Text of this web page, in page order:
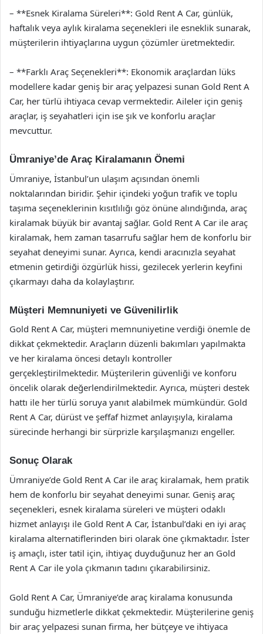
– **Esnek Kiralama Süreleri**: Gold Rent A Car, günlük,
haftalık veya aylık kiralama seçenekleri ile esneklik sunarak,
müşterilerin ihtiyaçlarına uygun çözümler üretmektedir.
– **Farklı Araç Seçenekleri**: Ekonomik araçlardan lüks
modellere kadar geniş bir araç yelpazesi sunan Gold Rent A
Car, her türlü ihtiyaca cevap vermektedir. Aileler için geniş
araçlar, iş seyahatleri için ise şık ve konforlu araçlar
mevcuttur.
Ümraniye’de Araç Kiralamanın Önemi
Ümraniye, İstanbul’un ulaşım açısından önemli
noktalarından biridir. Şehir içindeki yoğun trafik ve toplu
taşıma seçeneklerinin kısıtlılığı göz önüne alındığında, araç
kiralamak büyük bir avantaj sağlar. Gold Rent A Car ile araç
kiralamak, hem zaman tasarrufu sağlar hem de konforlu bir
seyahat deneyimi sunar. Ayrıca, kendi aracınızla seyahat
etmenin getirdiği özgürlük hissi, gezilecek yerlerin keyfini
çıkarmayı daha da kolaylaştırır.
Müşteri Memnuniyeti ve Güvenilirlik
Gold Rent A Car, müşteri memnuniyetine verdiği önemle de
dikkat çekmektedir. Araçların düzenli bakımları yapılmakta
ve her kiralama öncesi detaylı kontroller
gerçekleştirilmektedir. Müşterilerin güvenliği ve konforu
öncelik olarak değerlendirilmektedir. Ayrıca, müşteri destek
hattı ile her türlü soruya yanıt alabilmek mümkündür. Gold
Rent A Car, dürüst ve şeffaf hizmet anlayışıyla, kiralama
sürecinde herhangi bir sürprizle karşılaşmanızı engeller.
Sonuç Olarak
Ümraniye’de Gold Rent A Car ile araç kiralamak, hem pratik
hem de konforlu bir seyahat deneyimi sunar. Geniş araç
seçenekleri, esnek kiralama süreleri ve müşteri odaklı
hizmet anlayışı ile Gold Rent A Car, İstanbul’daki en iyi araç
kiralama alternatiflerinden biri olarak öne çıkmaktadır. İster
iş amaçlı, ister tatil için, ihtiyaç duyduğunuz her an Gold
Rent A Car ile yola çıkmanın tadını çıkarabilirsiniz.
Gold Rent A Car, Ümraniye’de araç kiralama konusunda
sunduğu hizmetlerle dikkat çekmektedir. Müşterilerine geniş
bir araç yelpazesi sunan firma, her bütçeye ve ihtiyaca